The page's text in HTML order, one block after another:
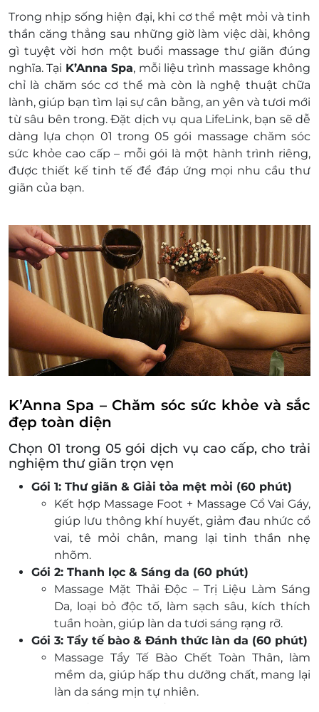
Thời lượng: 60 phút
Gói 5: Phục hồi toàn thân – Thư giãn sâu
Massage Body Truyền Thống + Chườm
Túi Thảo Dược Nóng
Thời lượng: 60 phút
Khách hàng áp dụng: Tất cả khách hàng
Ngày áp dụng: Tất cả các ngày trong tuần kể cả
lễ. Trừ các ngày Tết (theo lịch nghỉ của nhà nước)
Giờ áp dụng: 9h00 - 19h00
Số lượng e-Voucher áp dụng: 01 voucher/01
khách/01 dịch vụ
lịch: 0938 319 686 đặt chỗ trước khi đến sử dụng
dịch vụ trước 24h (1 ngày) để đảm bảo khách
hàng được phục vụ tốt nhất. K'Anna Spa không
nhận khách hàng đến trực tiếp nếu chưa đăng
ký đặt chỗ trước. Mong quý khách thông cảm
Địa chỉ: 18Bis/41 Nguyễn Thị Minh Khai,
phuờng Đakao, quận 1, thành phố Hồ Chí
Minh
Điều kiện khác:
Voucher/e-Coupon
e-Voucher/e-Coupon không có giá trị quy đổi
thành tiền mặt, không trả lại tiền thừa
Không áp dụng đồng thời cùng lúc với các
chương trình khuyến mại khác.
Trong nhịp sống hiện đại, khi cơ thể mệt mỏi và tinh
thần căng thẳng sau những giờ làm việc dài, không
gì tuyệt vời hơn một buổi massage thư giãn đúng
nghĩa. Tại K’Anna Spa, mỗi liệu trình massage không
chỉ là chăm sóc cơ thể mà còn là nghệ thuật chữa
lành, giúp bạn tìm lại sự cân bằng, an yên và tươi mới
từ sâu bên trong. Đặt dịch vụ qua LifeLink, bạn sẽ dễ
dàng lựa chọn 01 trong 05 gói massage chăm sóc
sức khỏe cao cấp – mỗi gói là một hành trình riêng,
được thiết kế tinh tế để đáp ứng mọi nhu cầu thư
giãn của bạn.
K’Anna Spa – Chăm sóc sức khỏe và sắc
đẹp toàn diện
Chọn 01 trong 05 gói dịch vụ cao cấp, cho trải
nghiệm thư giãn trọn vẹn
Gói 1: Thư giãn & Giải tỏa mệt mỏi (60 phút)
Kết hợp Massage Foot + Massage Cổ Vai Gáy,
giúp lưu thông khí huyết, giảm đau nhức cổ
vai, tê mỏi chân, mang lại tinh thần nhẹ
nhõm.
Gói 2: Thanh lọc & Sáng da (60 phút)
Massage Mặt Thải Độc – Trị Liệu Làm Sáng
Da, loại bỏ độc tố, làm sạch sâu, kích thích
tuần hoàn, giúp làn da tươi sáng rạng rỡ.
Gói 3: Tẩy tế bào & Đánh thức làn da (60 phút)
Massage Tẩy Tế Bào Chết Toàn Thân, làm
mềm da, giúp hấp thu dưỡng chất, mang lại
làn da sáng mịn tự nhiên.